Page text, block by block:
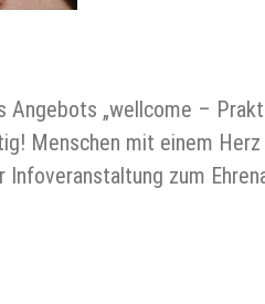
Angebots „wellcome –
Menschen mit einem
Infoveranstaltung zum